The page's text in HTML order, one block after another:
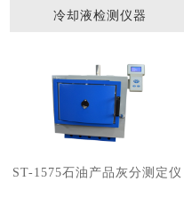
冷却液检测仪器
ST-1575石油产品灰分测定仪